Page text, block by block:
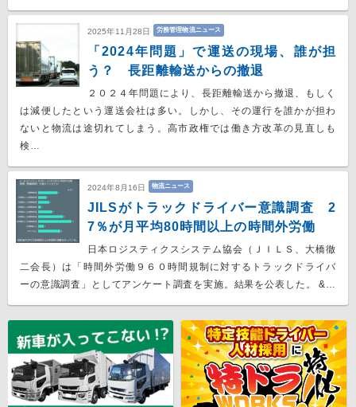
2025年11月28日 労務管理物流ニュース
「2024年問題」で運送の現場、誰が担
う？ 長距離輸送からの撤退
２０２４年問題により、長距離輸送から撤退、もしく
は減便したという運送会社は多い。しかし、その運行を誰かが担わ
ないと物流は途切れてしまう。高市政権では働き方改革の見直しも
検…
2024年8月16日 物流ニュース
JILSがトラックドライバー意識調査 2
7％が月平均80時間以上の時間外労働
日本ロジスティクスシステム協会（ＪＩＬＳ、大橋徹
二会長）は「時間外労働９６０時間規制に対するトラックドライバ
ーの意識調査」としてアンケート調査を実施。結果を公表した。 &…